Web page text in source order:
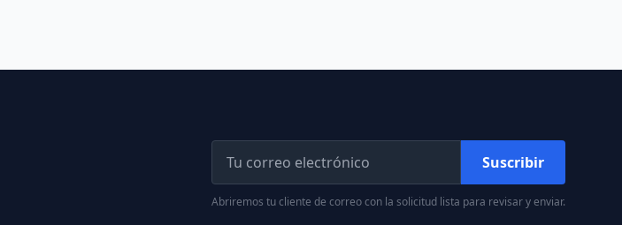
Suscribir
Abriremos tu cliente de correo con la solicitud lista para revisar y enviar.